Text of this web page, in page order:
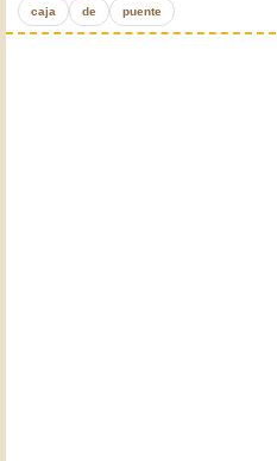
caja de puente